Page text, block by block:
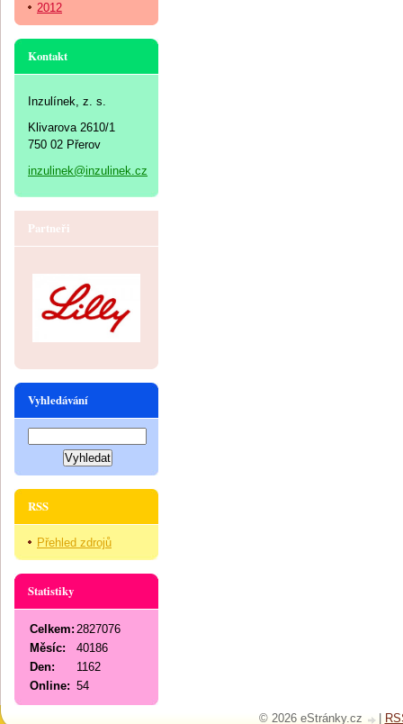
2012
Kontakt
Inzulínek, z. s.
Klivarova 2610/1
750 02 Přerov
inzulinek@inzulinek.cz
Partneři
Vyhledávání
RSS
Přehled zdrojů
Statistiky
Online: 54
Celkem: 2827076
Měsíc:
40186
Den:
1162
© 2026 eStránky.cz